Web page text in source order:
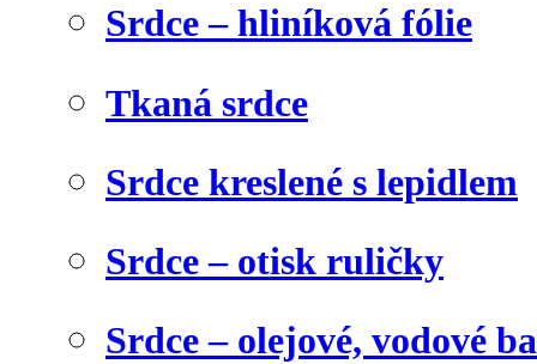
Srdce – hliníková fólie
Tkaná srdce
Srdce kreslené s lepidlem
Srdce – otisk ruličky
Srdce – olejové, vodové